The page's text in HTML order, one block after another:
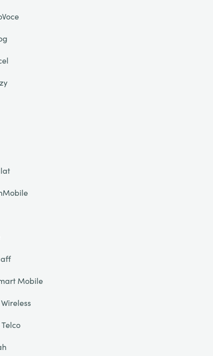
Mobile